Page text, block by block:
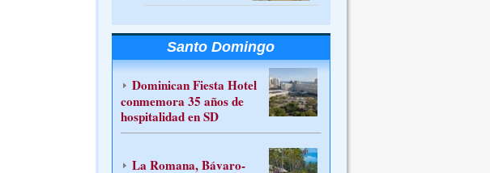
Santo Domingo
Dominican Fiesta Hotel
conmemora 35 años de
hospitalidad en SD
La Romana, Bávaro-